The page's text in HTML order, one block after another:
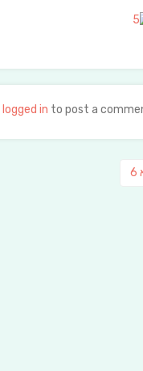
logged in to post a
פוסט
6